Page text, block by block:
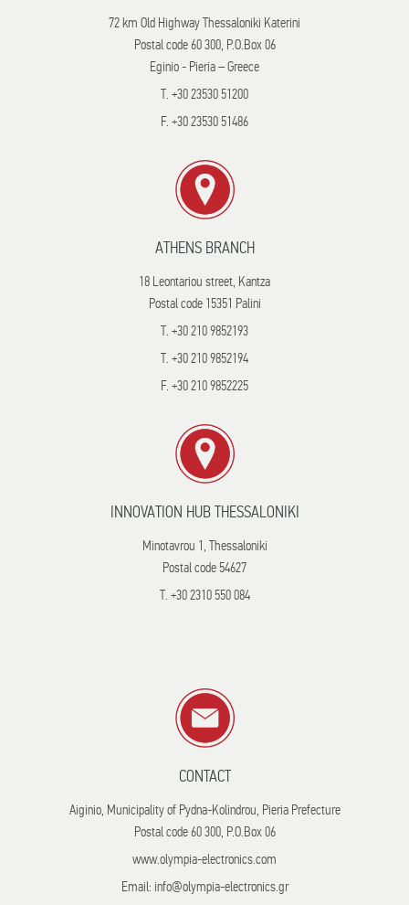
72 km Old Highway Thessaloniki Katerini
Postal code 60 300, P.O.Box 06
Eginio - Pieria – Greece
T. +30 23530 51200
F. +30 23530 51486
ATHENS BRANCH
18 Leontariou street, Kantza
Postal code 15351 Palini
T. +30 210 9852193
T. +30 210 9852194
F. +30 210 9852225
INNOVATION HUB THESSALONIKI
Minotavrou 1, Thessaloniki
Postal code 54627
T. +30 2310 550 084
CONTACT
Aiginio, Municipality of Pydna-Kolindrou, Pieria Prefecture
Postal code 60 300, P.O.Box 06
www.olympia-electronics.com
Email: info@olympia-electronics.gr